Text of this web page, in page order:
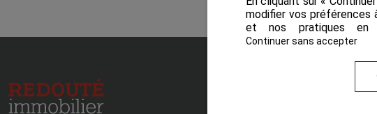
modifier vos préférences
et nos pratiques en
Continuer sans accepter